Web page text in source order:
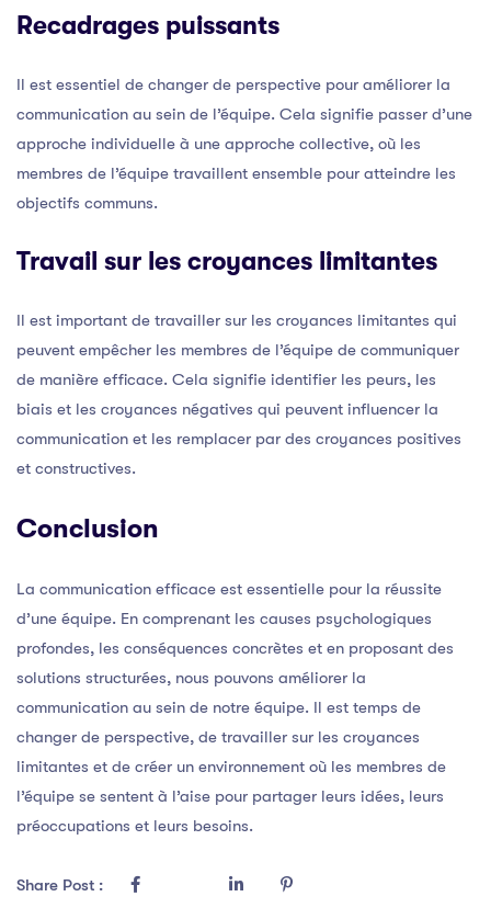
Recadrages puissants
Il est essentiel de changer de perspective pour améliorer la
communication au sein de l’équipe. Cela signifie passer d’une
approche individuelle à une approche collective, où les
membres de l’équipe travaillent ensemble pour atteindre les
objectifs communs.
Travail sur les croyances limitantes
Il est important de travailler sur les croyances limitantes qui
peuvent empêcher les membres de l’équipe de communiquer
de manière efficace. Cela signifie identifier les peurs, les
biais et les croyances négatives qui peuvent influencer la
communication et les remplacer par des croyances positives
et constructives.
Conclusion
La communication efficace est essentielle pour la réussite
d’une équipe. En comprenant les causes psychologiques
profondes, les conséquences concrètes et en proposant des
solutions structurées, nous pouvons améliorer la
communication au sein de notre équipe. Il est temps de
changer de perspective, de travailler sur les croyances
limitantes et de créer un environnement où les membres de
l’équipe se sentent à l’aise pour partager leurs idées, leurs
préoccupations et leurs besoins.
Share Post :